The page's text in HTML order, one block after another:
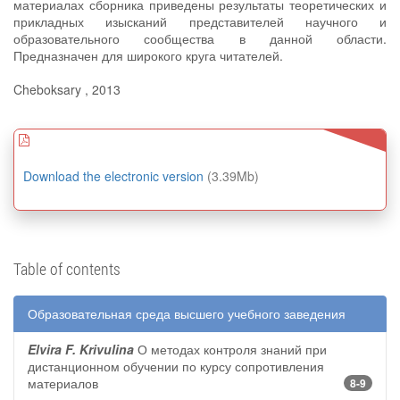
материалах сборника приведены результаты теоретических и
прикладных изысканий представителей научного и
образовательного сообщества в данной области.
Предназначен для широкого круга читателей.
Cheboksary , 2013
Download the electronic version (3.39Mb)
Table of contents
Образовательная среда высшего учебного заведения
Elvira F. Krivulina О методах контроля знаний при
дистанционном обучении по курсу сопротивления
материалов
8-9